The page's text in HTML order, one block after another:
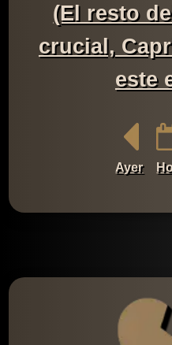
(El resto
crucial,
este
Ayer